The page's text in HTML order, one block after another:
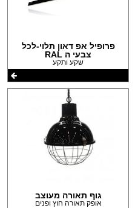
(17)
(15)
(3)
(2)
(35)
(16)
(12)
(4)
פרופיל אפ דאון תלוי-לכל
צבעי ה RAL
שקע ותקע
גוף תאורה מעוצב
אופק תאורה חוץ ופנים